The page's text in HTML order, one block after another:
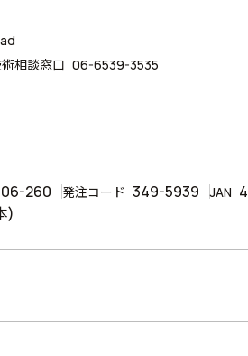
相談窓口 06-6539-3535
260 発注コード 349-5939 JAN
)